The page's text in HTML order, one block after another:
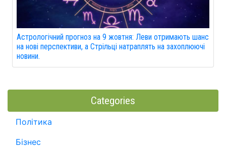
Астрологічний прогноз на 9 жовтня: Леви отримають шанс
на нові перспективи, а Стрільці натраплять на захоплюючі
новини.
Categories
Політика
Бізнес